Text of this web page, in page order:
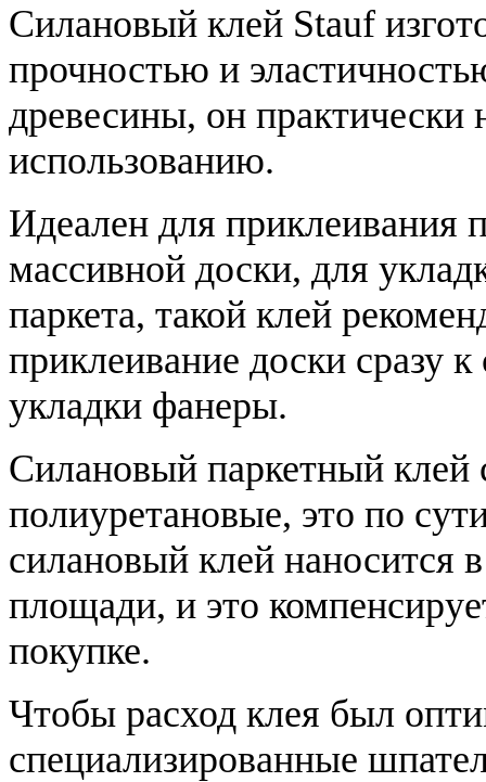
Силановый клей Stauf
прочностью и
древесины, он практически
использованию.
Идеален для приклеивания
массивной доски, для
паркета, такой клей
приклеивание доски сразу
укладки фанеры.
Силановый паркетный клей
полиуретановые, это по
силановый клей наносится
площади, и это
покупке.
Чтобы расход клея был
специализированные